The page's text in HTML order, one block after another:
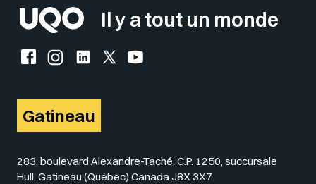
Il y a tout un monde
Facebook de l'UQO
Instagram de l'UQO
LinkedIn de l'UQO
X (Twitter) de l'UQO
YouTube de l'UQO
Gatineau
283, boulevard Alexandre-Taché, C.P. 1250, succursale
Hull, Gatineau (Québec) Canada J8X 3X7